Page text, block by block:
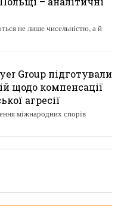
не лише чисельністю, а й
Group підготували
щодо компенсації
агресії
міжнародних спорів